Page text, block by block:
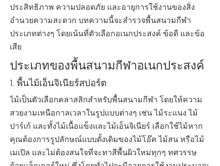
ประสิทธิภาพ ความปลอดภัย และอายุการใช้งานของสิ่ง
อำนวยความสะดวก บทความนี้จะสำรวจพื้นสนามกีฬา
ประเภทต่างๆ โดยเน้นที่ตัวเลือกอเนกประสงค์ ข้อดี และข้อ
เสีย
ประเภทของพื้นสนามกีฬาอเนกประสงค์
1. พื้นไม้เอ็นจิเนียร์สปอร์ต
ไม้เป็นตัวเลือกคลาสสิกสำหรับพื้นสนามกีฬา โดยให้ความ
สวยงามเหนือกาลเวลาในรูปแบบต่างๆ เช่น ไม้ระแนง ไม้
ปาร์เก้ และทั้งไม้เนื้อแข็งและไม้เอ็นจิเนียร์ เลือกใช้ไม้หาก
คุณต้องการรูปลักษณ์แบบดั้งเดิมของไม้โอ๊ค ไม้สน หรือไม้
เมเปิล และไม่ต้องสนใจที่จะทาสีพื้นผิวใหม่ทุกๆ ทศวรรษ